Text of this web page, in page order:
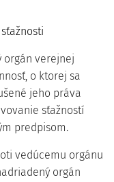
orgán verejnej
o ktorej sa
jeho práva
sťažností
predpisom.
vedúcemu orgánu
orgán